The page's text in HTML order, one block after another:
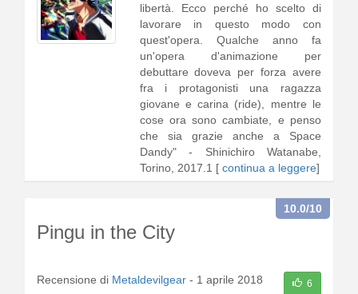
libertà. Ecco perché ho scelto di
lavorare in questo modo con
quest'opera. Qualche anno fa
un'opera d'animazione per
debuttare doveva per forza avere
fra i protagonisti una ragazza
giovane e carina (ride), mentre le
cose ora sono cambiate, e penso
che sia grazie anche a Space
Dandy" - Shinichiro Watanabe,
Torino, 2017.1 [ continua a leggere]
Pingu in the City
10.0/10
Recensione di Metaldevilgear - 1 aprile 2018 6